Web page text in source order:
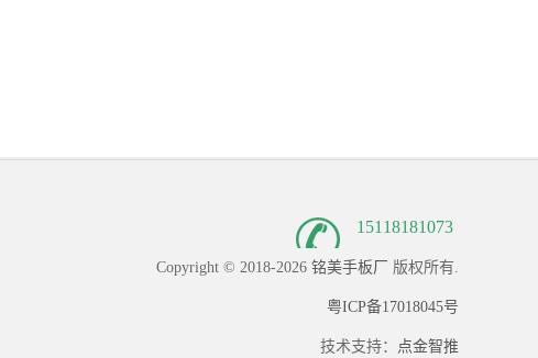
15118181073
Copyright © 2018-2026 铭美手板厂 版权所有.
粤ICP备17018045号
技术支持： 点金智推